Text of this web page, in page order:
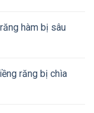
hàm bị sâu
răng bị chìa